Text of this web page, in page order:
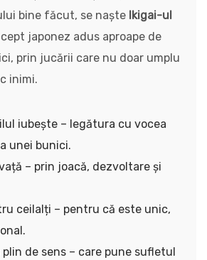
bine făcut, se naște Ikigai-ul
japonez adus aproape de
prin jucării care nu doar umplu
inimi.
iubește – legătura cu vocea
unei bunici.
– prin joacă, dezvoltare și
ceilalți – pentru că este unic,
de sens – care pune sufletul